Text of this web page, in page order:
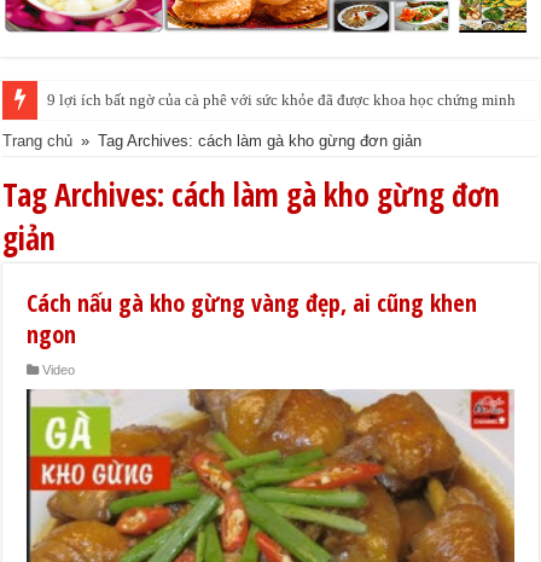
9 lợi ích bất ngờ của cà phê với sức khỏe đã được khoa học chứng minh
Trang chủ » Tag Archives: cách làm gà kho gừng đơn giản
Tag Archives: cách làm gà kho gừng đơn
giản
Cách nấu gà kho gừng vàng đẹp, ai cũng khen
ngon
Video